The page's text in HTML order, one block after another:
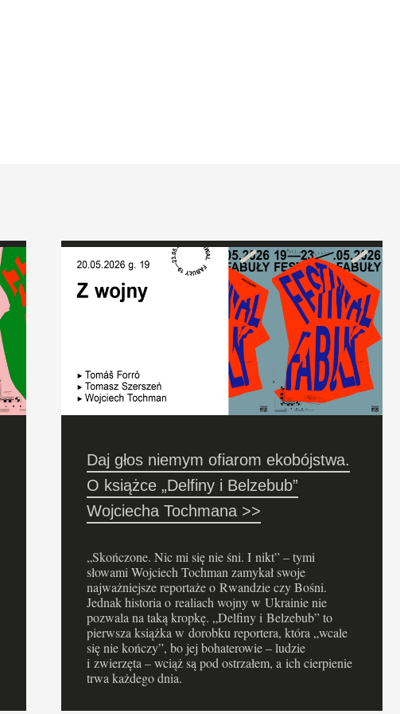
Daj głos niemym ofiarom ekobójstwa.
O książce „Delfiny i Belzebub”
Wojciecha Tochmana >>
„Skończone. Nic mi się nie śni. I nikt” – tymi
słowami Wojciech Tochman zamykał swoje
najważniejsze reportaże o Rwandzie czy Bośni.
Jednak historia o realiach wojny w Ukrainie nie
pozwala na taką kropkę. „Delfiny i Belzebub” to
pierwsza książka w dorobku reportera, która „wcale
się nie kończy”, bo jej bohaterowie – ludzie
i zwierzęta – wciąż są pod ostrzałem, a ich cierpienie
trwa każdego dnia.